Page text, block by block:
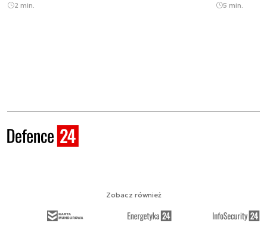
2 min. 5 min.
Zobacz również